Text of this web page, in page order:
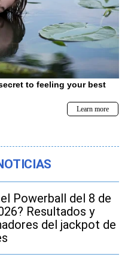
Powerball del 8 de
Resultados y
del jackpot de